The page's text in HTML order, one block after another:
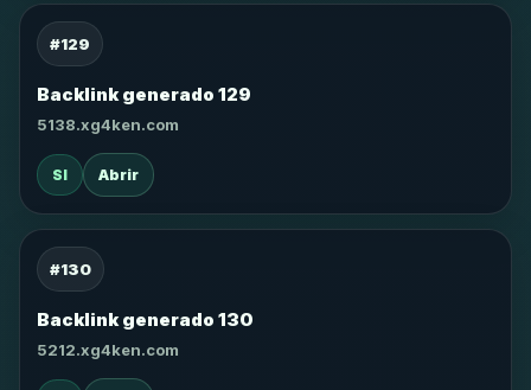
#129
Backlink generado 129
5138.xg4ken.com
SI Abrir
#130
Backlink generado 130
5212.xg4ken.com